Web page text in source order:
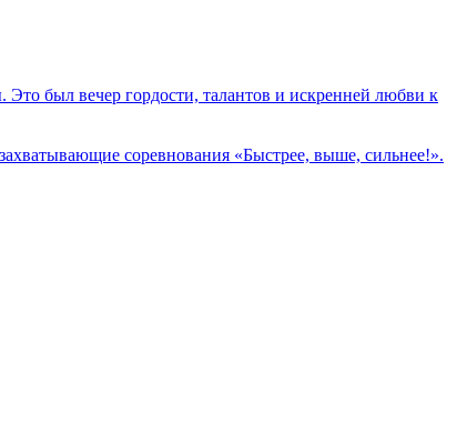
был вечер гордости, талантов и искренней любви к
соревнования «Быстрее, выше, сильнее!».